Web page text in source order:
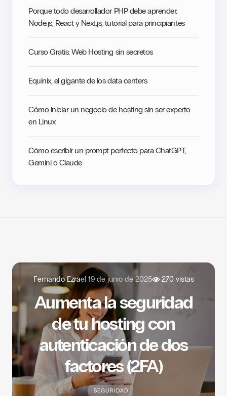
Porque todo desarrollador PHP debe aprender:
Node.js, React y Next.js, tutorial para principiantes
Curso Gratis: Web Hosting sin secretos
Equinix, el gigante de los data centers
Cómo iniciar un negocio de hosting sin ser experto
en Linux
Cómo escribir un prompt perfecto para ChatGPT,
Gemini o Claude
Fernando Ezrael 19 de junio de 2025 270 vistas
Aumenta la seguridad
de tu hosting con
autenticación de dos
factores (2FA)
SEGURIDAD